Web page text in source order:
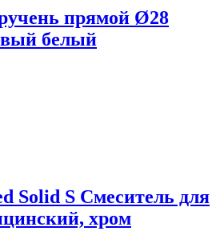
прямой Ø28
белый
Solid S Смеситель для
хром